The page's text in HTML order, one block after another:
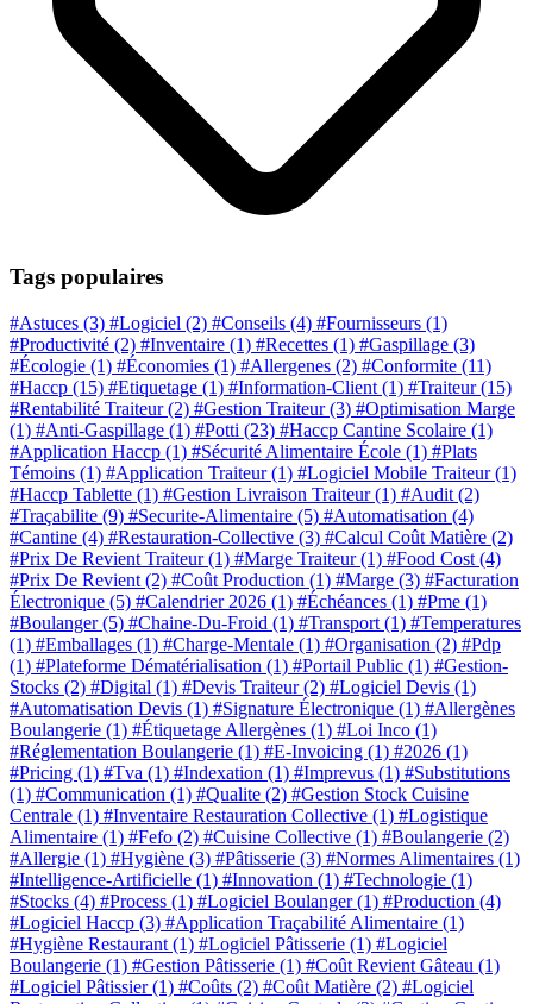
Tags populaires
#Astuces (3) #Logiciel (2) #Conseils (4) #Fournisseurs (1)
#Productivité (2) #Inventaire (1) #Recettes (1) #Gaspillage (3)
#Écologie (1) #Économies (1) #Allergenes (2) #Conformite (11)
#Haccp (15) #Etiquetage (1) #Information-Client (1) #Traiteur(15)
#Rentabilité Traiteur(2) #Gestion Traiteur(3) #Optimisation Marge
(1) #Anti-Gaspillage (1) #Potti (23) #Haccp Cantine Scolaire (1)
#Application Haccp (1) #Sécurité Alimentaire École (1) #Plats
Témoins (1) #Application Traiteur(1) #Logiciel Mobile Traiteur(1)
#Haccp Tablette (1) #Gestion Livraison Traiteur(1) #Audit (2)
#Traçabilite (9) #Securite-Alimentaire (5) #Automatisation (4)
#Cantine (4) #Restauration-Collective (3) #Calcul Coût Matière (2)
#Prix De Revient Traiteur(1) #Marge Traiteur(1) #Food Cost (4)
#Prix De Revient (2) #Coût Production (1) #Marge (3) #Facturation
Électronique (5) #Calendrier 2026 (1) #Échéances (1) #Pme (1)
#Boulanger(5) #Chaine-Du-Froid (1) #Transport (1) #Temperatures
(1) #Emballages (1) #Charge-Mentale (1) #Organisation (2) #Pdp
(1) #Plateforme Dématérialisation (1) #Portail Public (1) #Gestion-
Stocks (2) #Digital (1) #Devis Traiteur(2) #Logiciel Devis (1)
#Automatisation Devis (1) #Signature Électronique (1) #Allergènes
Boulangerie (1) #Étiquetage Allergènes (1) #Loi Inco (1)
#Réglementation Boulangerie (1) #E-Invoicing (1) #2026 (1)
#Pricing (1) #Tva (1) #Indexation (1) #Imprevus (1) #Substitutions
(1) #Communication (1) #Qualite (2) #Gestion Stock Cuisine
Centrale (1) #Inventaire Restauration Collective (1) #Logistique
Alimentaire (1) #Fefo (2) #Cuisine Collective (1) #Boulangerie (2)
#Allergie (1) #Hygiène (3) #Pâtisserie (3) #Normes Alimentaires (1)
#Intelligence-Artificielle (1) #Innovation (1) #Technologie (1)
#Stocks (4) #Process (1) #Logiciel Boulanger(1) #Production (4)
#Logiciel Haccp (3) #Application Traçabilité Alimentaire (1)
#Hygiène Restaurant (1) #Logiciel Pâtisserie (1) #Logiciel
Boulangerie (1) #Gestion Pâtisserie (1) #Coût Revient Gâteau (1)
#Logiciel Pâtissier(1) #Coûts (2) #Coût Matière (2) #Logiciel